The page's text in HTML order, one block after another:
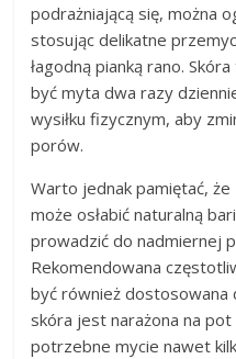
podrażniającą się, można
stosując delikatne
łagodną pianką rano.
być myta dwa razy
wysiłku fizycznym, aby
porów.
Warto jednak pamiętać,
może osłabić naturalną
prowadzić do nadmiernej
Rekomendowana
być również
skóra jest narażona na
potrzebne mycie nawet